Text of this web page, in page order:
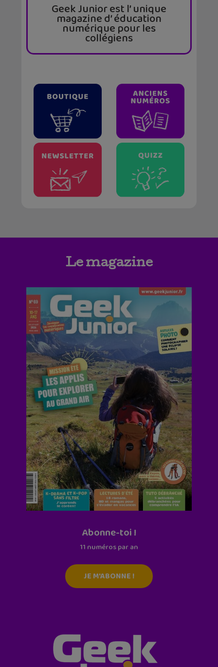
Geek Junior est l’ unique
magazine d’ éducation
numérique pour les
collégiens
Le magazine
Abonne-toi !
11 numéros par an
JE M'ABONNE !